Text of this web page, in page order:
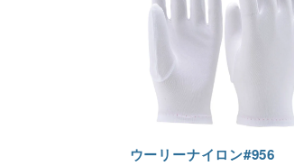
ウーリーナイロン#956